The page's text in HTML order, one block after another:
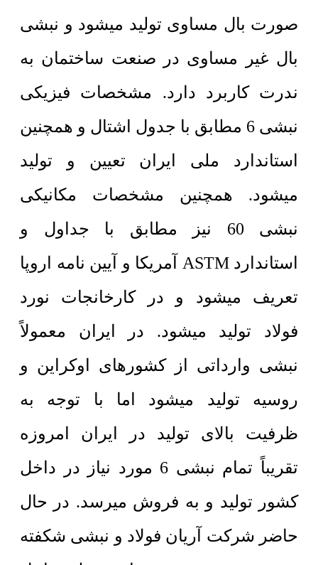
صورت بال مساوی تولید میشود و نبشی
بال غیر مساوی در صنعت ساختمان به
ندرت کاربرد دارد. مشخصات فیزیکی
نبشی 6 مطابق با جدول اشتال و همچنین
استاندارد ملی ایران تعیین و تولید
میشود. همچنین مشخصات مکانیکی
نبشی 60 نیز مطابق با جداول و
استاندارد ASTM آمریکا و آیین نامه اروپا
تعریف میشود و در کارخانجات نورد
فولاد تولید میشود. در ایران معمولاً
نبشی وارداتی از کشورهای اوکراین و
روسیه تولید میشود اما با توجه به
ظرفیت بالای تولید در ایران امروزه
تقریباً تمام نبشی 6 مورد نیاز در داخل
کشور تولید و به فروش میرسد. در حال
حاضر شرکت آریان فولاد و نبشی شکفته